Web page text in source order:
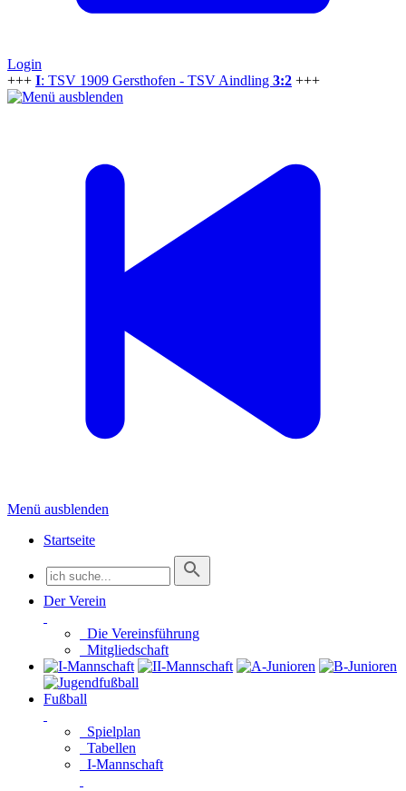
Login
+++ I: TSV 1909 Gersthofen - TSV Aindling 3:2 +++
Menü ausblenden
Startseite
Der Verein
Die Vereinsführung
Mitgliedschaft
Fußball
Spielplan
Tabellen
I-Mannschaft